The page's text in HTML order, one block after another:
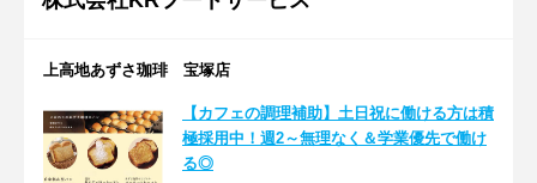
上高地あずさ珈琲 宝塚店
【カフェの調理補助】土日祝に働ける方は積
極採用中！週2～無理なく＆学業優先で働け
る◎